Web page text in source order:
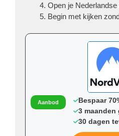
Open je
Begin met kijken
Aanbod
Bespaar
3 maanden
30 dagen